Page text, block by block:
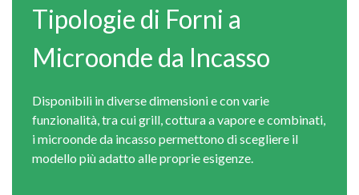
Tipologie di Forni a
Microonde da Incasso
Disponibili in diverse dimensioni e con varie
funzionalità, tra cui grill, cottura a vapore e combinati,
i microonde da incasso permettono di scegliere il
modello più adatto alle proprie esigenze.